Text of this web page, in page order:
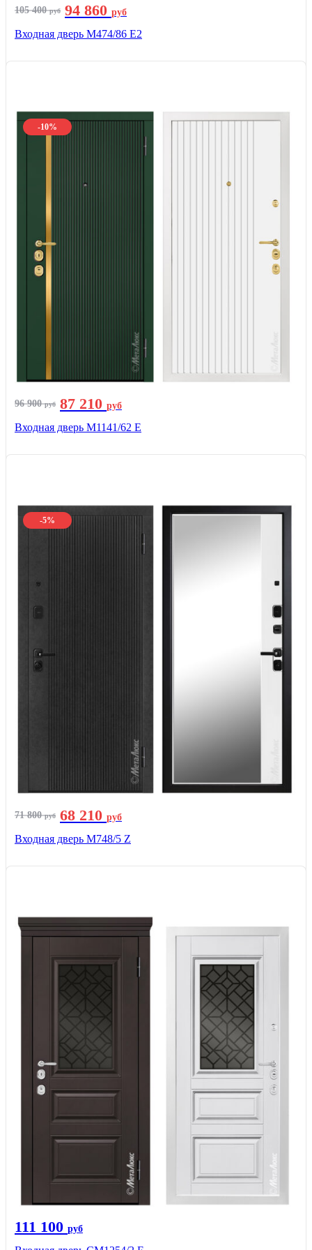
105 400руб 94 860 руб
Входная дверь М474/86 Е2
-10%
96 900руб 87 210 руб
Входная дверь М1141/62 Е
-5%
71 800руб 68 210 руб
Входная дверь М748/5 Z
111 100 руб